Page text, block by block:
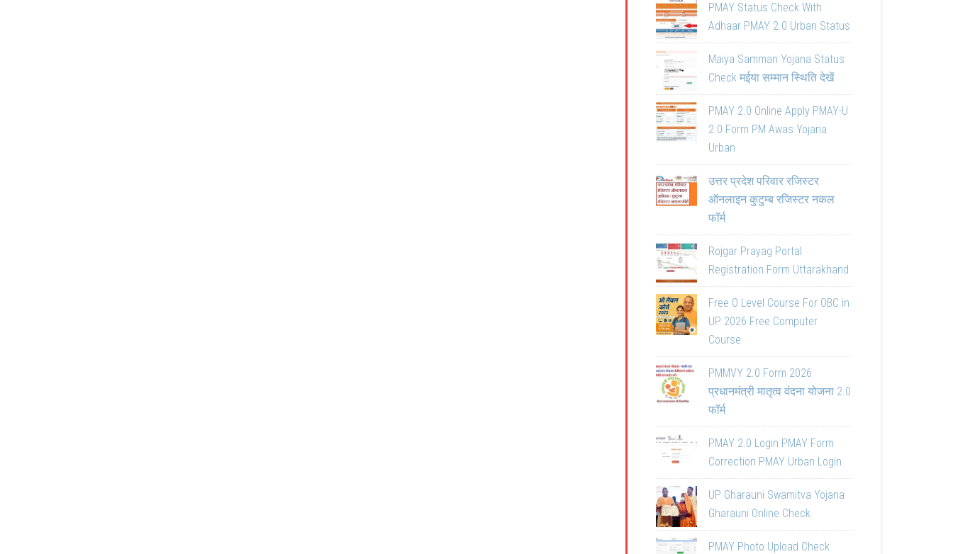
PMAY Status Check With
Adhaar PMAY 2.0 Urban Status
Maiya Samman Yojana Status
Check मईया सम्मान स्थिति देखें
PMAY 2.0 Online Apply PMAY-U
2.0 Form PM Awas Yojana
Urban
उत्तर प्रदेश परिवार रजिस्टर
ऑनलाइन कुटुम्ब रजिस्टर नकल
फॉर्म
Rojgar Prayag Portal
Registration Form Uttarakhand
Free O Level Course For OBC in
UP 2026 Free Computer
Course
PMMVY 2.0 Form 2026
प्रधानमंत्री मातृत्व वंदना योजना 2.0
फॉर्म
PMAY 2.0 Login PMAY Form
Correction PMAY Urban Login
UP Gharauni Swamitva Yojana
Gharauni Online Check
PMAY Photo Upload Check